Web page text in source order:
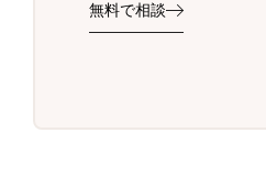
無料で相談